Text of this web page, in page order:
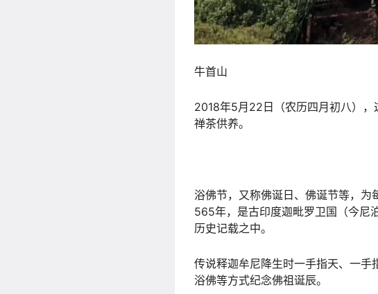
牛首山
2018年5月22日（农历四月初八），
禅茶供养。